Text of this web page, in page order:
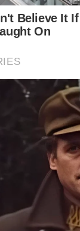
di
perayu
bahawa
tahun akan
tidak wajar
kes bagi
pada
Zayn Rayyan
Rayyan
Adik Zayn